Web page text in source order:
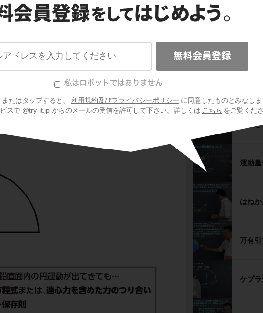
たはタップすると、 利用規約及びプライバシーポリシー に同意したものとみなしま
スで @try-it.jp からのメールの受信を許可して下さい。詳しくは こちら をご覧くださ
さはa=v 2/rと表すことができますね。このa
径方向の運動方程式を立てるか、遠心力を利
は保存力である重力と、非保存力である垂直
ります。したがって、保存力である重力だ
この物体は 力学的エネルギーが保存され
力学
力積
運動量
はねか
万有引
ケプラ